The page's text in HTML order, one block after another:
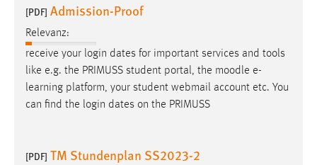
[PDF] Admission-Proof
Relevanz:
receive your login dates for important services and tools
like e.g. the PRIMUSS student portal, the moodle e-
learning platform, your student webmail account etc. You
can find the login dates on the PRIMUSS
[PDF] TM Stundenplan SS2023-2